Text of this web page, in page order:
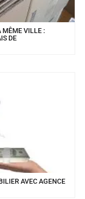
MÊME VILLE :
DE
AVEC AGENCE